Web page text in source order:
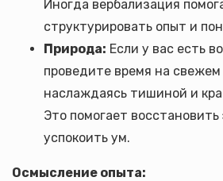
Иногда вербализация
структурировать опыт и
Природа: Если у вас есть
проведите время на свежем
наслаждаясь тишиной и
Это помогает восстановить
успокоить ум.
Осмысление опыта: